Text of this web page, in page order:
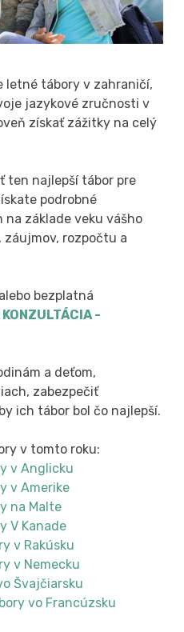
letné tábory v zahraničí,
jazykové zručnosti v
získať zážitky na celý
ten najlepší tábor pre
podrobné
základe veku vášho
rozpočtu a
bezplatná
-
a deťom,
zabezpečiť
ich tábor bol čo najlepší.
v tomto roku:
v Anglicku
v Amerike
na Malte
V Kanade
v Rakúsku
v Nemecku
Švajčiarsku
vo Francúzsku